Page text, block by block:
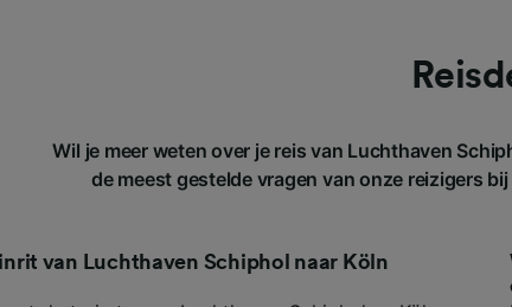
Wil je meer weten over je reis van Luchthaven
de meest gestelde vragen van onze reizigers
van Luchthaven Schiphol naar Köln